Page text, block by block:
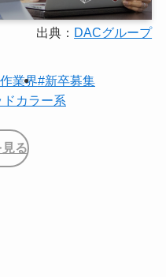
出典： DACグループ
業界#新卒募集
カラー系
る